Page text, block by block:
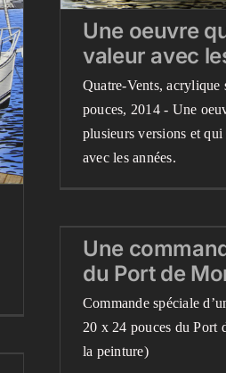
Une oeuvre
valeur avec
Quatre-Vents,
pouces, 2014 - Une
plusieurs versions et
avec les années.
Une
du Port
Blog Peintures
Une
du Port de
Commande spéciale
20 x 24 pouces du Port
la peinture)